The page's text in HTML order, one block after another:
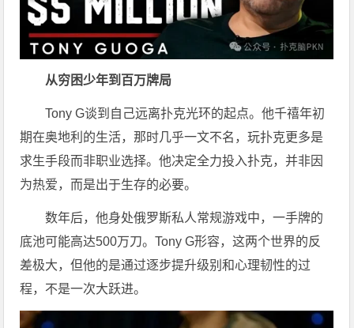
从穷困少年到百万牌局
Tony G谈到 自己远离扑克光环的起点。他千禧年初
期在奥地利的生活，那时几乎一文不名，玩扑克更多是
求生手段而非职业选择。他决定全力投入扑克，并非因
为热爱，而是出于生存的必要。
数年后，他身处俄罗斯私人常规游戏中，一手牌的
底池可能高达500万刀。Tony G形容，这两个世界的反
差极大，但他的是通过逐步提升级别和心理韧性的过
程，不是一次大跃进。